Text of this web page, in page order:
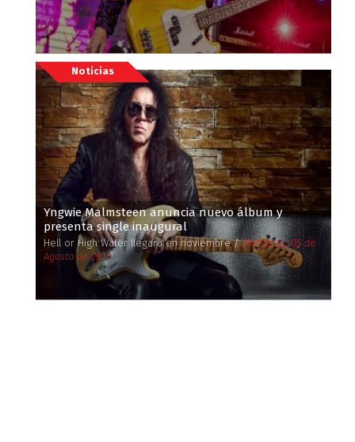
Noticias
Yngwie Malmsteen anuncia nuevo álbum y
presenta single inaugural
Hell or High Water llegará en noviembre /Miércoles, 05 de
Agosto de 2026